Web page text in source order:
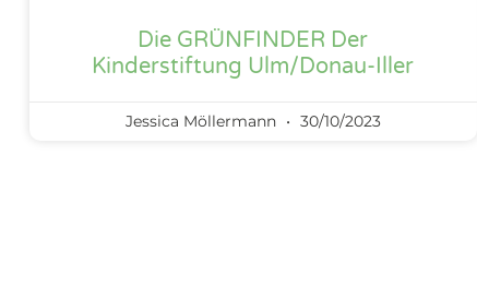
Die GRÜNFINDER Der
Kinderstiftung Ulm/Donau-Iller
Jessica Möllermann 30/10/2023